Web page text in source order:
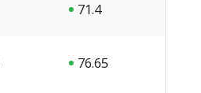
71.4
76.65